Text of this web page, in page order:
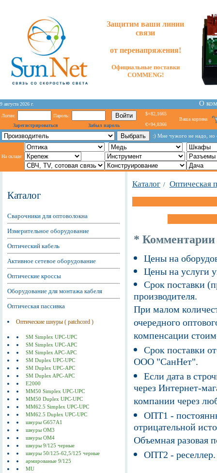
Защитим ваши линии
связи
от перенапряжения!
Официальные поставки
COMMENG!
9 августа 2026 г. О
Логин:
Пароль:
Зарегистрироваться
Забыл пароль
$=82,1665
€=94,8366
Ваша корзина
:) Мне чужого не надо, но
На складе:
Каталог
Сварочники для оптоволокна
Измерительное оборудование
Оптический кабель
Активное сетевое оборудование
Оптические кроссы
Оборудование для монтажа кабеля
Оптическая пассивка
Оптические шнуры ( patchcord )
SM Simplex UPC-UPC
SM Simplex UPC-APC
SM Simplex APC-APC
SM Duplex UPC-UPC
SM Duplex UPC-APC
SM Duplex APC-APC
E2000
MM50 Simplex UPC-UPC
MM50 Duplex UPC-UPC
MM62.5 Simplex UPC-UPC
MM62.5 Duplex UPC-UPC
шнуры G657A1
шнуры ОМ3
шнуры ОМ4
шнуры 9/125 черные
шнуры 50/125-62,5/125 черные
армированые 9/125
MU
Каталог / Оптическая
* Комментарии
Цены на
Цены на услуги
Срок поставки
производителя.
При малом
очередного
компенсации
Срок поставки
ООО "СанНет".
Если дата в
через Интернет-
компании через
ОПТ1 -
отрицательной
Объемная разовая
ОПТ2 -